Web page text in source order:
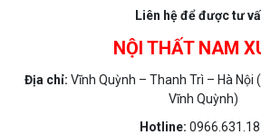
Liên hệ để được tư
NỘI THẤT NAM
Địa chỉ: Vĩnh Quỳnh – Thanh Trì – Hà Nội
Vĩnh Quỳnh)
Hotline: